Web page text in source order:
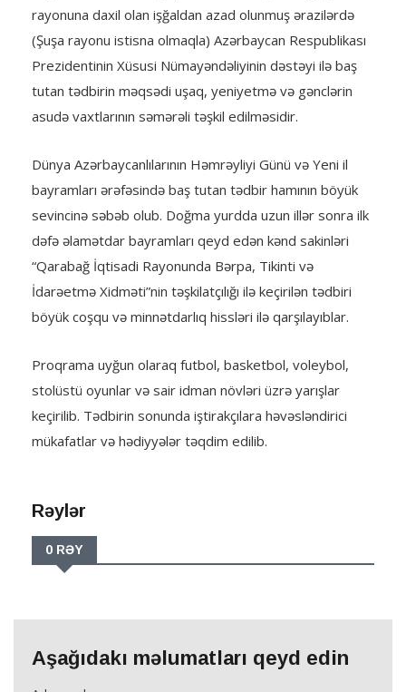
rayonuna daxil olan işğaldan azad olunmuş ərazilərdə
(Şuşa rayonu istisna olmaqla) Azərbaycan Respublikası
Prezidentinin Xüsusi Nümayəndəliyinin dəstəyi ilə baş
tutan tədbirin məqsədi uşaq, yeniyetmə və gənclərin
asudə vaxtlarının səmərəli təşkil edilməsidir.
Dünya Azərbaycanlılarının Həmrəyliyi Günü və Yeni il
bayramları ərəfəsində baş tutan tədbir hamının böyük
sevincinə səbəb olub. Doğma yurdda uzun illər sonra ilk
dəfə əlamətdar bayramları qeyd edən kənd sakinləri
“Qarabağ İqtisadi Rayonunda Bərpa, Tikinti və
İdarəetmə Xidməti”nin təşkilatçılığı ilə keçirilən tədbiri
böyük coşqu və minnətdarlıq hissləri ilə qarşılayıblar.
Proqrama uyğun olaraq futbol, basketbol, voleybol,
stolüstü oyunlar və sair idman növləri üzrə yarışlar
keçirilib. Tədbirin sonunda iştirakçılara həvəsləndirici
mükafatlar və hədiyyələr təqdim edilib.
Rəylər
0 RƏY
Aşağıdakı məlumatları qeyd edin